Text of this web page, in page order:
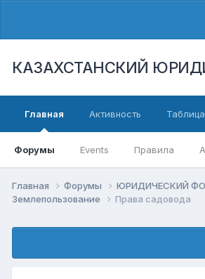
КАЗАХСТАНСКИЙ
Главная
Форумы Events Правила
Активность
Главная Форумы ЮРИДИЧЕСКИЙ
Землепользование
Права садовода